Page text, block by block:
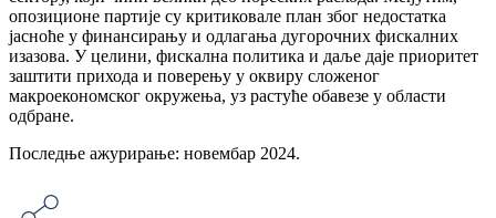
опозиционе партије су критиковале план због недостатка
јасноће у финансирању и одлагања дугорочних фискалних
изазова. У целини, фискална политика и даље даје приоритет
заштити прихода и поверењу у оквиру сложеног
макроекономског окружења, уз растуће обавезе у области
одбране.
Последње ажурирање: новембар 2024.